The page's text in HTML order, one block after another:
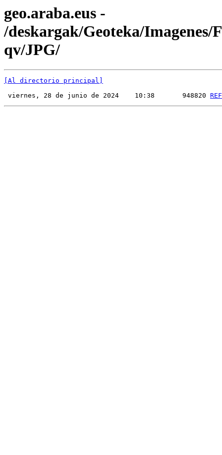
geo.araba.eus -
/deskargak/Geoteka/Imagenes/
qv/JPG/
[Al directorio principal]
viernes, 28 de junio de 2024    10:38       948820